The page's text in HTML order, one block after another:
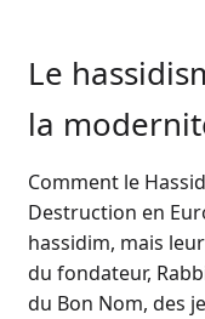
Le
la
Comment le
Destruction en
hassidim, mais
du fondateur,
du Bon Nom, des